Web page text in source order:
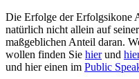
Die Erfolge der Erfolgsikone
natürlich nicht allein auf
maßgeblichen Anteil daran.
wollen finden Sie hierund
und hier einen im Public